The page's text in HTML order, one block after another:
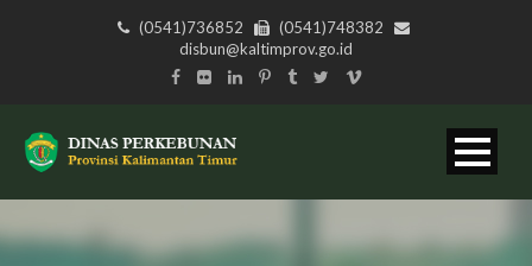
(0541)736852
(0541)748382
disbun@kaltimprov.go.id